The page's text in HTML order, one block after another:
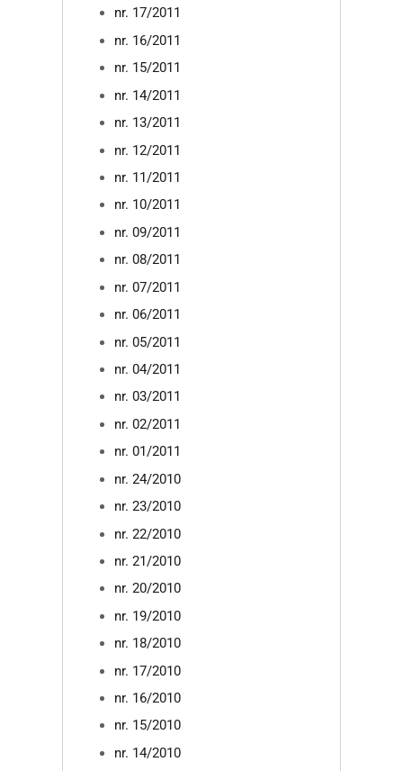
nr. 17/2011
nr. 16/2011
nr. 15/2011
nr. 14/2011
nr. 13/2011
nr. 12/2011
nr. 11/2011
nr. 10/2011
nr. 09/2011
nr. 08/2011
nr. 07/2011
nr. 06/2011
nr. 05/2011
nr. 04/2011
nr. 03/2011
nr. 02/2011
nr. 01/2011
nr. 24/2010
nr. 23/2010
nr. 22/2010
nr. 21/2010
nr. 20/2010
nr. 19/2010
nr. 18/2010
nr. 17/2010
nr. 16/2010
nr. 15/2010
nr. 14/2010